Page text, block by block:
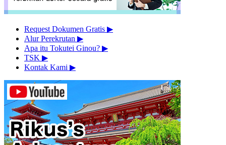
Request Dokumen Gratis ▶︎
Alur Perekrutan ▶︎
Apa itu Tokutei Ginou? ▶︎
TSK ▶︎
Kontak Kami ▶︎